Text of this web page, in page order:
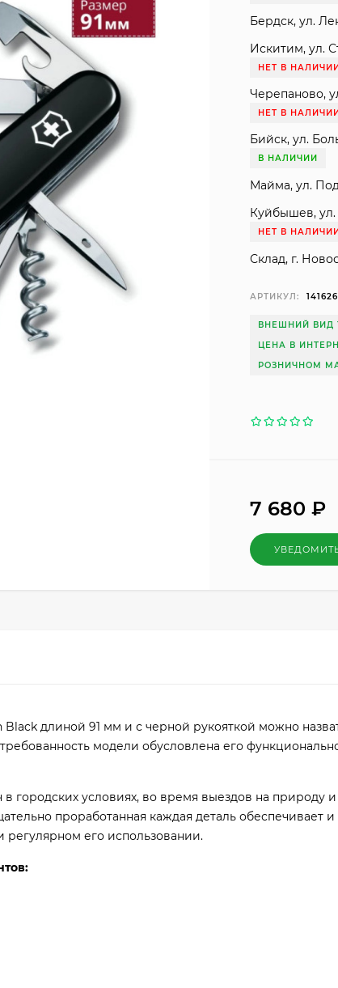
Бердск, ул.
Искитим, ул.
НЕТ В
Черепаново,
НЕТ В
Бийск, ул.
В НАЛИЧИИ
Майма, ул.
Куйбышев, ул.
НЕТ В
Склад, г.
АРТИКУЛ:
ВНЕШНИЙ ВИД
ЦЕНА В
РОЗНИЧНОМ
7 680₽
длиной 91 мм и с черной рукояткой можно
модели обусловлена его
городских условиях, во время выездов на природу
проработанная каждая деталь обеспечивает и
его использовании.